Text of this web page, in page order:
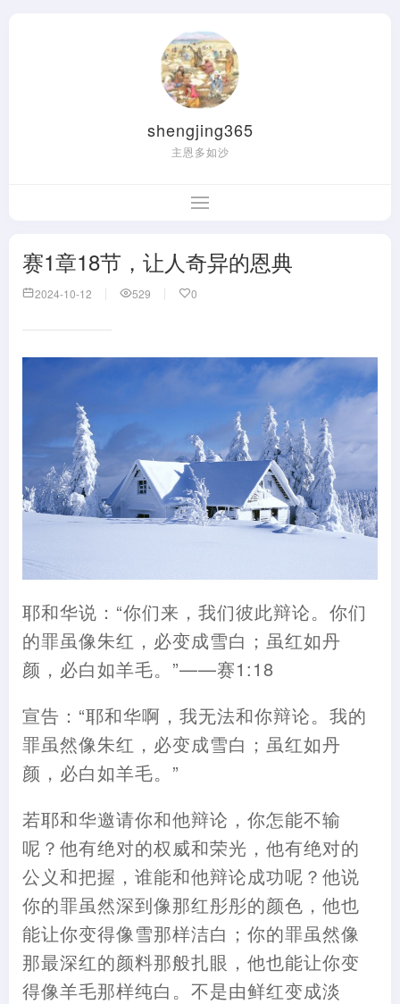
shengjing365
主恩多如沙
赛1章18节，让人奇异的恩典
2024-10-12 529 0
耶和华说：“你们来，我们彼此辩论。你们
的罪虽像朱红，必变成雪白；虽红如丹
颜，必白如羊毛。”——赛1:18
宣告：“耶和华啊，我无法和你辩论。我的
罪虽然像朱红，必变成雪白；虽红如丹
颜，必白如羊毛。”
若耶和华邀请你和他辩论，你怎能不输
呢？他有绝对的权威和荣光，他有绝对的
公义和把握，谁能和他辩论成功呢？他说
你的罪虽然深到像那红彤彤的颜色，他也
能让你变得像雪那样洁白；你的罪虽然像
那最深红的颜料那般扎眼，他也能让你变
得像羊毛那样纯白。不是由鲜红变成淡